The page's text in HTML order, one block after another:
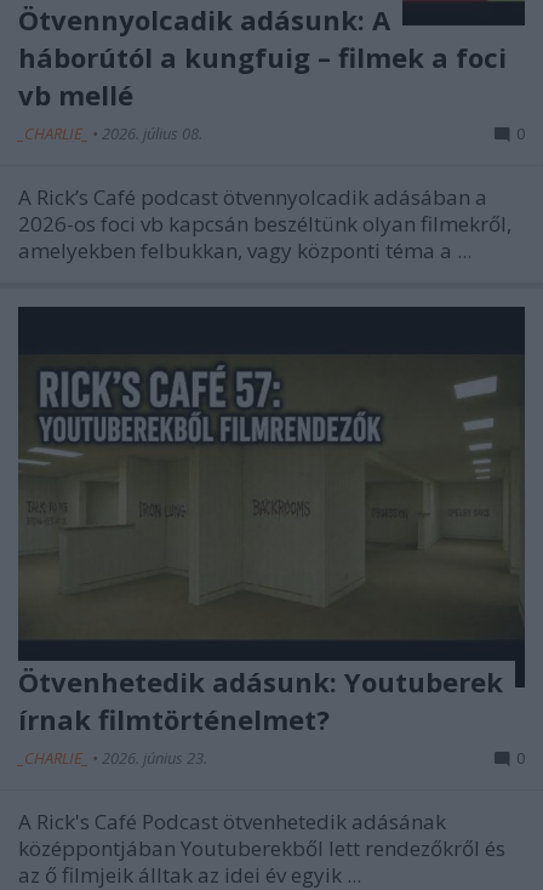
Ötvennyolcadik adásunk: A
háborútól a kungfuig – filmek a foci
vb mellé
_CHARLIE_ • 2026. július 08. 0
A Rick’s Café podcast ötvennyolcadik adásában a
2026-os foci vb kapcsán beszéltünk olyan filmekről,
amelyekben felbukkan, vagy központi téma a ...
Ötvenhetedik adásunk: Youtuberek
írnak filmtörténelmet?
_CHARLIE_ • 2026. június 23. 0
A Rick's Café Podcast ötvenhetedik adásának
középpontjában Youtuberekből lett rendezőkről és
az ő filmjeik álltak az idei év egyik ...